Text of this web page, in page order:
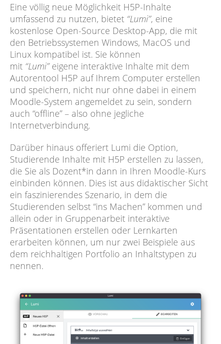
Eine völlig neue Möglichkeit H5P-Inhalte
umfassend zu nutzen, bietet “Lumi”, eine
kostenlose Open-Source Desktop-App, die mit
den Betriebssystemen Windows, MacOS und
Linux kompatibel ist. Sie können
mit “Lumi” eigene interaktive Inhalte mit dem
Autorentool H5P auf Ihrem Computer erstellen
und speichern, nicht nur ohne dabei in einem
Moodle-System angemeldet zu sein, sondern
auch “offline” – also ohne jegliche
Internetverbindung.
Darüber hinaus offeriert Lumi die Option,
Studierende Inhalte mit H5P erstellen zu lassen,
die Sie als Dozent*in dann in Ihren Moodle-Kurs
einbinden können. Dies ist aus didaktischer Sicht
ein faszinierendes Szenario, in dem die
Studierenden selbst “ins Machen” kommen und
allein oder in Gruppenarbeit interaktive
Präsentationen erstellen oder Lernkarten
erarbeiten können, um nur zwei Beispiele aus
dem reichhaltigen Portfolio an Inhaltstypen zu
nennen.